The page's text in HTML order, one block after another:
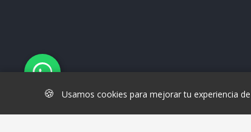
🍪 Usamos cookies para mejorar tu experiencia